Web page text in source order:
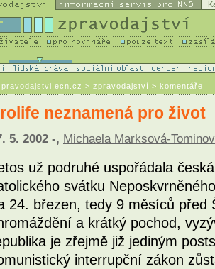
> zpravodajství > komentáře
neznamená pro život
5. 2002 -, Michaela Marksová-
už podruhé uspořádala
svátku
24. březen, tedy 9 měsíců před
a krátký pochod,
je zřejmě již jediným
interrupční zákon